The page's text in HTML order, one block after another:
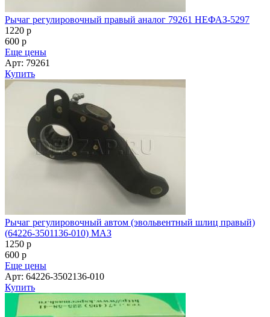
Рычаг регулировочный правый аналог 79261 НЕФАЗ-5297
1220 p
600 p
Еще цены
Арт: 79261
Купить
Рычаг регулировочный автом (эвольвентный шлиц правый)
(64226-3501136-010) МАЗ
1250 p
600 p
Еще цены
Арт: 64226-3502136-010
Купить